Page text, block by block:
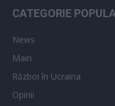
CATEGORIE
News
Main
Război în Ucraina
Opinii